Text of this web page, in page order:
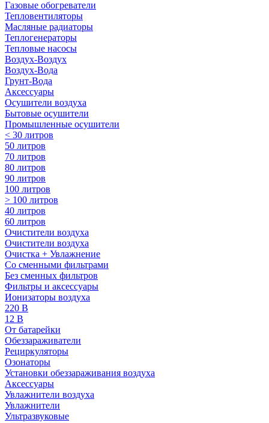
Газовые обогреватели
Тепловентиляторы
Масляные радиаторы
Теплогенераторы
Тепловые насосы
Воздух-Воздух
Воздух-Вода
Грунт-Вода
Аксессуары
Осушители воздуха
Бытовые осушители
Промышленные осушители
< 30 литров
50 литров
70 литров
80 литров
90 литров
100 литров
> 100 литров
40 литров
60 литров
Очистители воздуха
Очистители воздуха
Очистка + Увлажнение
Cо сменными фильтрами
Без сменных фильтров
Фильтры и аксессуары
Ионизаторы воздуха
220 В
12 В
От батарейки
Обеззараживатели
Рециркуляторы
Озонаторы
Установки обеззараживания воздуха
Аксессуары
Увлажнители воздуха
Увлажнители
Ультразвуковые